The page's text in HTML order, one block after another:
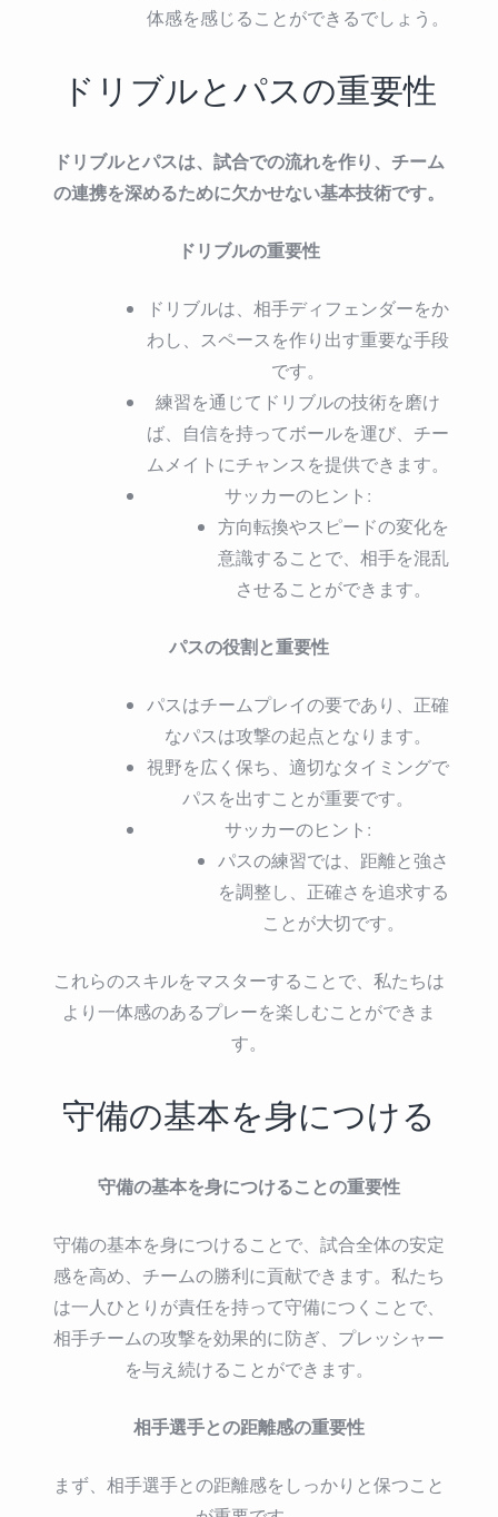
体感を感じることができるでしょう。
ドリブルとパスの重要性
ドリブルとパスは、試合での流れを作り、チーム
の連携を深めるために欠かせない基本技術です。
ドリブルの重要性
ドリブルは、相手ディフェンダーをか
わし、スペースを作り出す重要な手段
です。
練習を通じてドリブルの技術を磨け
ば、自信を持ってボールを運び、チー
ムメイトにチャンスを提供できます。
サッカーのヒント:
方向転換やスピードの変化を
意識することで、相手を混乱
させることができます。
パスの役割と重要性
パスはチームプレイの要であり、正確
なパスは攻撃の起点となります。
視野を広く保ち、適切なタイミングで
パスを出すことが重要です。
サッカーのヒント:
パスの練習では、距離と強さ
を調整し、正確さを追求する
ことが大切です。
これらのスキルをマスターすることで、私たちは
より一体感のあるプレーを楽しむことができま
す。
守備の基本を身につける
守備の基本を身につけることの重要性
守備の基本を身につけることで、試合全体の安定
感を高め、チームの勝利に貢献できます。私たち
は一人ひとりが責任を持って守備につくことで、
相手チームの攻撃を効果的に防ぎ、プレッシャー
を与え続けることができます。
相手選手との距離感の重要性
まず、相手選手との距離感をしっかりと保つこと